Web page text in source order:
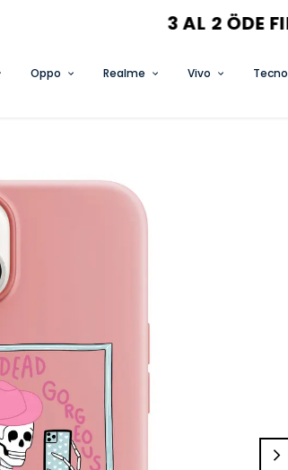
3 AL 2 ÖDE FIRSATINI KAÇIRMA
Oppo Realme Vivo Tecno